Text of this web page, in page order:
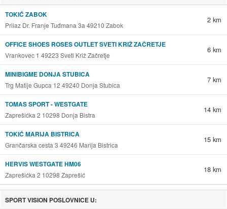
TOKIĆ ZABOK
Prilaz Dr. Franje Tuđmana 3a 49210 Zabok
2 km
OFFICE SHOES ROSES OUTLET SVETI KRIŽ ZAČRETJE
Vrankovec 1 49223 Sveti Križ Začretje
6 km
MINIBIGME DONJA STUBICA
Trg Matije Gupca 12 49240 Donja Stubica
7 km
TOMAS SPORT - WESTGATE
Zaprešićka 2 10298 Donja Bistra
14 km
TOKIĆ MARIJA BISTRICA
Grančarska cesta 3 49246 Marija Bistrica
15 km
HERVIS WESTGATE HM06
Zaprešićka 2 10298 Zaprešić
18 km
SPORT VISION POSLOVNICE U: